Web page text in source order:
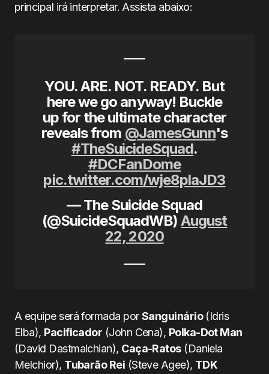
principal irá interpretar. Assista abaixo:
YOU. ARE. NOT. READY. But
here we go anyway! Buckle
up for the ultimate character
reveals from @JamesGunn's
#TheSuicideSquad.
#DCFanDome
pic.twitter.com/wje8plaJD3
— The Suicide Squad
(@SuicideSquadWB)August
22, 2020
A equipe será formada porSanguinário(Idris
Elba), Pacificador (John Cena), Polka-Dot Man
(David Dastmalchian), Caça-Ratos(Daniela
Melchior), Tubarão Rei (Steve Agee), TDK